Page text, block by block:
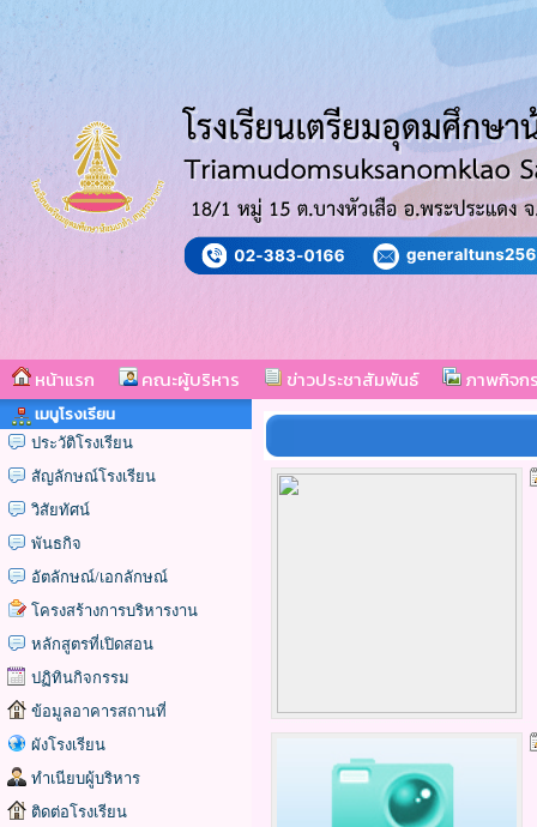
หน้าแรก คณะผู้บริหาร ข่าวประชาสัมพันธ์ ภาพกิจก
เมนูโรงเรียน
ประวัติโรงเรียน
สัญลักษณ์โรงเรียน
วิสัยทัศน์
พันธกิจ
อัตลักษณ์/เอกลักษณ์
โครงสร้างการบริหารงาน
หลักสูตรที่เปิดสอน
ปฏิทินกิจกรรม
ข้อมูลอาคารสถานที่
ผังโรงเรียน
ทำเนียบผู้บริหาร
ติดต่อโรงเรียน